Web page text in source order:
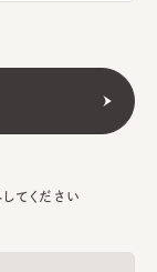
てください